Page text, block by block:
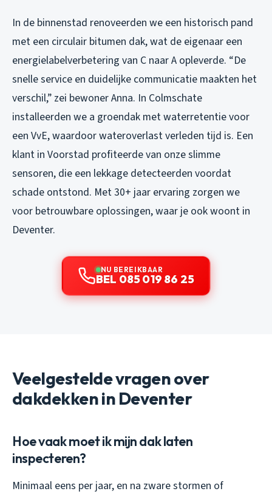
In de binnenstad renoveerden we een historisch pand
met een circulair bitumen dak, wat de eigenaar een
energielabelverbetering van C naar A opleverde. “De
snelle service en duidelijke communicatie maakten het
verschil,” zei bewoner Anna. In Colmschate
installeerden we a groendak met waterretentie voor
een VvE, waardoor wateroverlast verleden tijd is. Een
klant in Voorstad profiteerde van onze slimme
sensoren, die een lekkage detecteerden voordat
schade ontstond. Met 30+ jaar ervaring zorgen we
voor betrouwbare oplossingen, waar je ook woont in
Deventer.
NU BEREIKBAAR
BEL 085 019 86 25
Veelgestelde vragen over
dakdekken in Deventer
Hoe vaak moet ik mijn dak laten
inspecteren?
Minimaal eens per jaar, en na zware stormen of